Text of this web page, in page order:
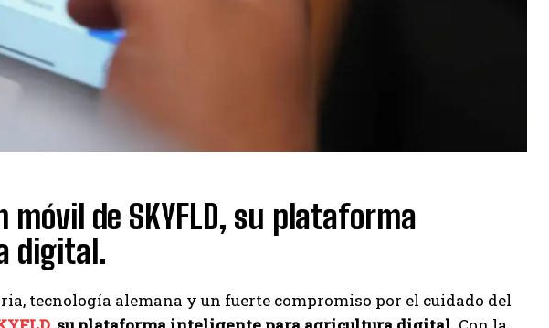
de SKYFLD, su plataforma
digital.
tecnología alemana y un fuerte compromiso por el cuidado del